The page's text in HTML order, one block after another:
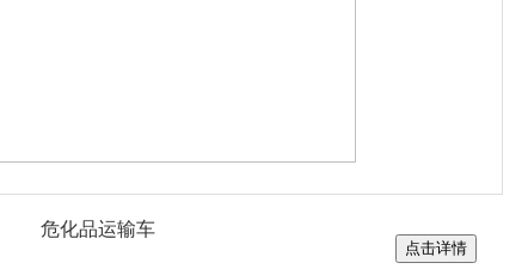
危化品运输车
点击详情